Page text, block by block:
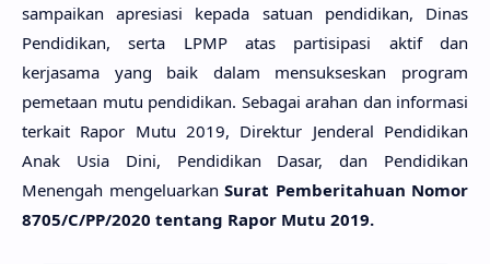
sampaikan apresiasi kepada satuan pendidikan, Dinas
Pendidikan, serta LPMP atas partisipasi aktif dan
kerjasama yang baik dalam mensukseskan program
pemetaan mutu pendidikan. Sebagai arahan dan informasi
terkait Rapor Mutu 2019, Direktur Jenderal Pendidikan
Anak Usia Dini, Pendidikan Dasar, dan Pendidikan
Menengah mengeluarkan Surat Pemberitahuan Nomor
8705/C/PP/2020 tentang Rapor Mutu 2019.